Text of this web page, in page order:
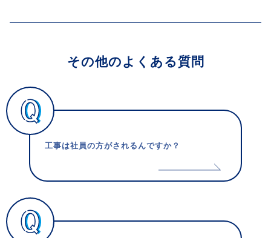
その他のよくある質問
工事は社員の方がされるんですか？